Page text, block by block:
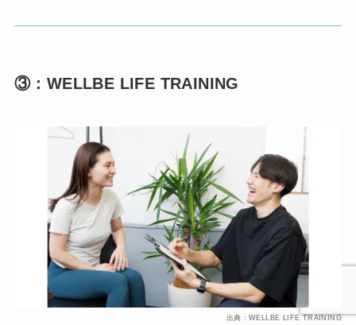
③：WELLBE LIFE TRAINING
出典：WELLBE LIFE TRAINING